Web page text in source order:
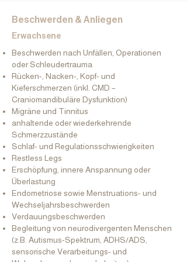
ein differenzierter, körperbezogener Zugang,
in dem sowohl frühe als auch später erlebte
wahrgenommen und schrittweise integriert
werden können.
Dies ermöglicht nicht nur eine Veränderung
von inneren Mustern und Reaktionsweisen,
sondern unterstützt auch die Entwicklung von
mehr Selbstregulation, innerer Stabilität und
einem sicheren Erleben im eigenen Körper.
Beschwerden & Anliegen
Erwachsene
Beschwerden nach Unfällen, Operationen
oder Schleudertrauma
Rücken-, Nacken-, Kopf- und
Kieferschmerzen (inkl. CMD –
Craniomandibuläre Dysfunktion)
Migräne und Tinnitus
anhaltende oder wiederkehrende
Schmerzzustände
Schlaf- und Regulationsschwierigkeiten
Restless Legs
Erschöpfung, innere Anspannung oder
Überlastung
Endometriose sowie Menstruations- und
Wechseljahrsbeschwerden
Verdauungsbeschwerden
Begleitung von neurodivergenten Menschen
(z.B. Autismus-Spektrum, ADHS/ADS,
sensorische Verarbeitungs- und